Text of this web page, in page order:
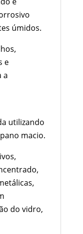
úmidos.
e
a
utilizando
macio.
do vidro,